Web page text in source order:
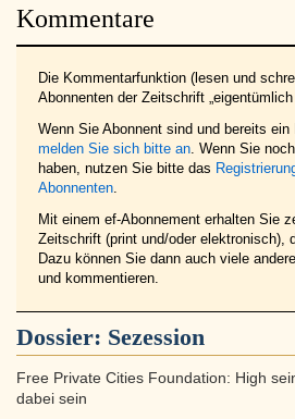
Kommentare
Die Kommentarfunktion (lesen und
Abonnenten der Zeitschrift
Wenn Sie Abonnent sind und bereits
melden Sie sich bitte an. Wenn Sie
haben, nutzen Sie bitte das
Abonnenten.
Mit einem ef-Abonnement erhalten Sie
Zeitschrift (print und/oder elektronisch),
Dazu können Sie dann auch viele
und kommentieren.
Dossier: Sezession
Free Private Cities Foundation: High
dabei sein